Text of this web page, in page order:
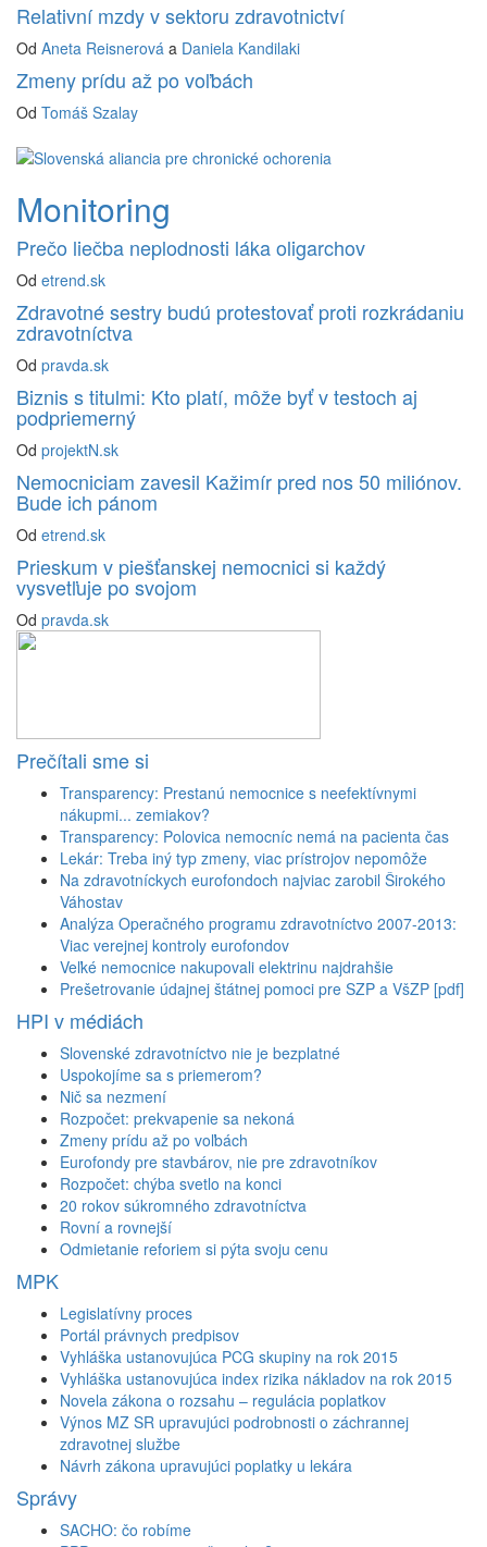
Relativní mzdy v sektoru zdravotnictví
Od Aneta Reisnerová a Daniela Kandilaki
Zmeny prídu až po voľbách
Od Tomáš Szalay
Monitoring
Prečo liečba neplodnosti láka oligarchov
Od etrend.sk
Zdravotné sestry budú protestovať proti rozkrádaniu
zdravotníctva
Od pravda.sk
Biznis s titulmi: Kto platí, môže byť v testoch aj
podpriemerný
Od projektN.sk
Nemocniciam zavesil Kažimír pred nos 50 miliónov.
Bude ich pánom
Od etrend.sk
Prieskum v piešťanskej nemocnici si každý
vysvetľuje po svojom
Od pravda.sk
Prečítali sme si
Transparency: Prestanú nemocnice s neefektívnymi
nákupmi... zemiakov?
Transparency: Polovica nemocníc nemá na pacienta čas
Lekár: Treba iný typ zmeny, viac prístrojov nepomôže
Na zdravotníckych eurofondoch najviac zarobil Širokého
Váhostav
Analýza Operačného programu zdravotníctvo 2007-2013:
Viac verejnej kontroly eurofondov
Veľké nemocnice nakupovali elektrinu najdrahšie
Prešetrovanie údajnej štátnej pomoci pre SZP a VšZP [pdf]
HPI v médiách
Slovenské zdravotníctvo nie je bezplatné
Uspokojíme sa s priemerom?
Nič sa nezmení
Rozpočet: prekvapenie sa nekoná
Zmeny prídu až po voľbách
Eurofondy pre stavbárov, nie pre zdravotníkov
Rozpočet: chýba svetlo na konci
20 rokov súkromného zdravotníctva
Rovní a rovnejší
Odmietanie reforiem si pýta svoju cenu
MPK
Legislatívny proces
Portál právnych predpisov
Vyhláška ustanovujúca PCG skupiny na rok 2015
Vyhláška ustanovujúca index rizika nákladov na rok 2015
Novela zákona o rozsahu – regulácia poplatkov
Výnos MZ SR upravujúci podrobnosti o záchrannej
zdravotnej službe
Návrh zákona upravujúci poplatky u lekára
Správy
SACHO: čo robíme